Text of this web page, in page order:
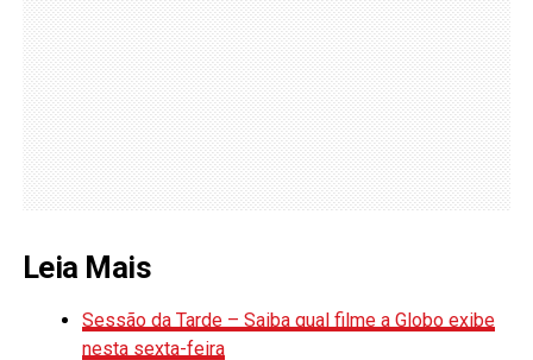
Leia Mais
Sessão da Tarde – Saiba qual filme a Globo exibe
nesta sexta-feira